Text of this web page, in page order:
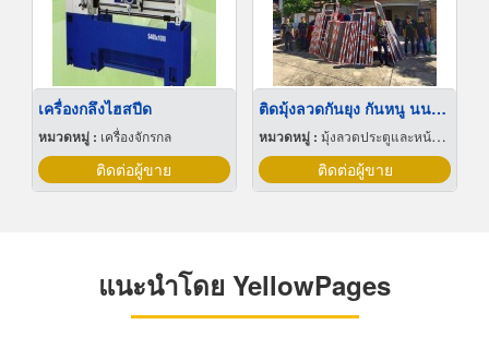
เครื่องกลึงไฮสปีด
หมวดหมู่ : เครื่องจักรกล
ติดต่อผู้ขาย
ติดมุ้งลวดกันยุง กันหนู นนทบุรี
หมวดหมู่ : มุ้งลวดประตูและหน้าต่าง
ติดต่อผู้ขาย
แนะนำโดย YellowPages